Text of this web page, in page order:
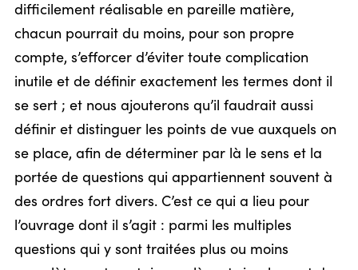
difficilement réalisable en pareille matière,
chacun pourrait du moins, pour son propre
compte, s’efforcer d’éviter toute complication
inutile et de définir exactement les termes dont il
se sert ; et nous ajouterons qu’il faudrait aussi
définir et distinguer les points de vue auxquels on
se place, afin de déterminer par là le sens et la
portée de questions qui appartiennent souvent à
des ordres fort divers. C’est ce qui a lieu pour
l’ouvrage dont il s’agit : parmi les multiples
questions qui y sont traitées plus ou moins